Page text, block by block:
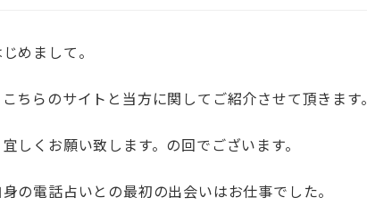
めまして。
ちらのサイトと当方に関してご紹介させて頂きます。
しくお願い致します。の回でございます。
の電話占いとの最初の出会いはお仕事でした。